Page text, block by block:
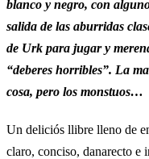
blanco y negro, con
salida de las aburridas
de Urk para jugar y
“deberes horribles”. La
cosa, pero los monstuos…
Un deliciós llibre lleno de
claro, conciso, danarecto e